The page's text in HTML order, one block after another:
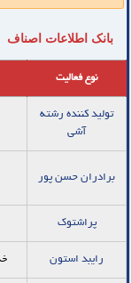
بانک اطلاعات اصناف
نوع فعالیت
تولید کننده رشته
آشی
برادران حسن پور
پراشتوک
رایبد استون